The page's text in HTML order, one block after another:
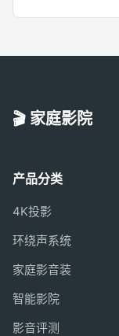
🎬 家庭影院
产品分类
4K投影
环绕声系统
家庭影音装
智能影院
影音评测